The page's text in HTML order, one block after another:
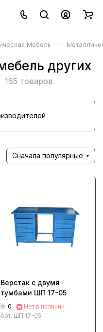
Мебель –
других
165 товаров
Сначала популярные
Верстак с двумя
тумбами ШП 17-05
0
Нет в наличии
Арт. ШП 17-05